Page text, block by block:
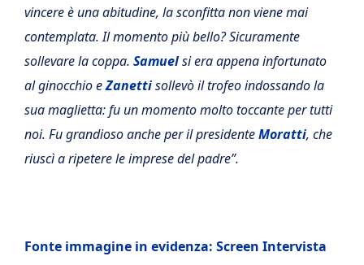
vincere è una abitudine, la sconfitta non viene mai
contemplata. Il momento più bello? Sicuramente
sollevare la coppa. Samuelsi era appena infortunato
al ginocchio eZanettisollevò il trofeo indossando la
sua maglietta: fu un momento molto toccante per tutti
noi. Fu grandioso anche per il presidenteMoratti, che
riuscì a ripetere le imprese del padre”.
Fonte immagine in evidenza: Screen Intervista